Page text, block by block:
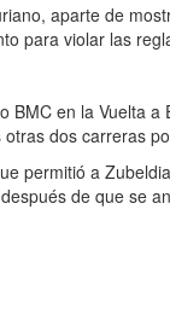
aparte de
para violar las
en la Vuelta
dos carreras
permitió a
de que se